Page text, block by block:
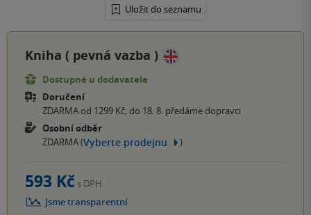
Uložit do seznamu
Kniha ( pevná vazba )
Dostupné u dodavatele
Doručení
ZDARMA od 1299 Kč, do 18. 8. předáme dopravci
Osobní odběr
ZDARMA (Vyberte prodejnu )
593 Kč s DPH
Jsme transparentní